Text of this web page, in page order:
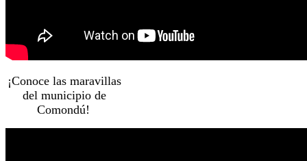
¡Conoce las maravillas
del municipio de
Comondú!